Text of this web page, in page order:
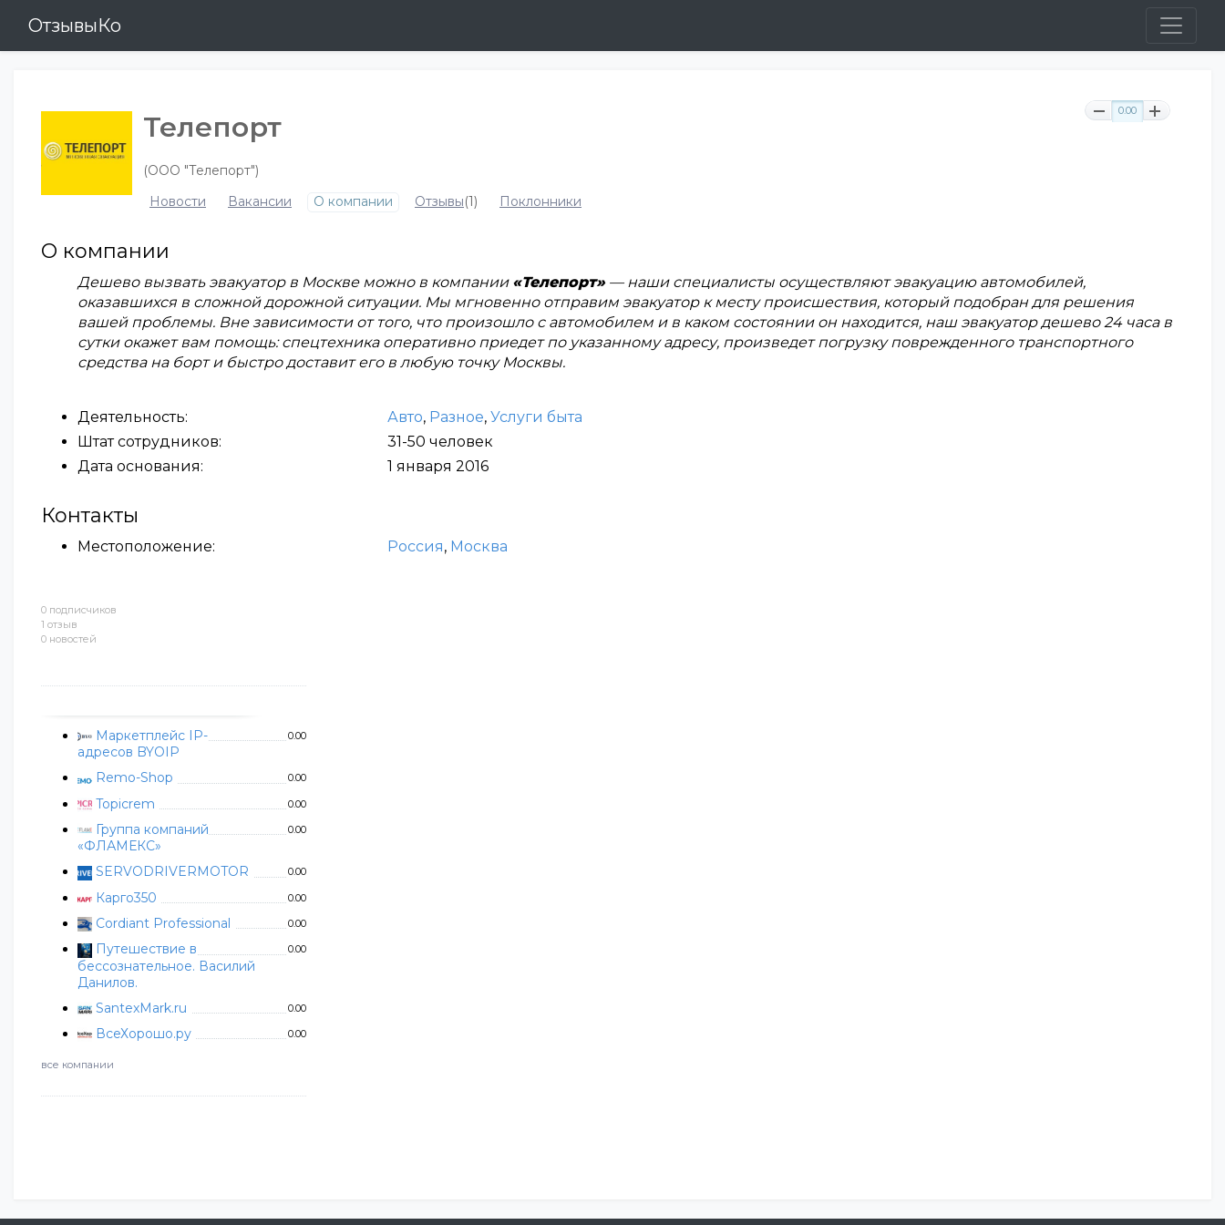
ОтзывыКо
0 подписчиков
1 отзыв
0 новостей
Маркетплейс IP-
адресов BYOIP
0.00
Remo-Shop 0.00
Topicrem 0.00
Группа компаний
«ФЛАМЕКС»
0.00
SERVODRIVERMOTOR 0.00
Карго350 0.00
Cordiant Professional 0.00
Путешествие в
бессознательное. Василий
Данилов.
0.00
SantexMark.ru 0.00
ВсеХорошо.ру 0.00
все компании
0.00
Телепорт
(ООО "Телепорт")
Новости
Вакансии О компании Отзывы(1) Поклонники
О компании
Дешево вызвать эвакуатор в Москве можно в компании «Телепорт»— наши специалисты осуществляют эвакуацию автомобилей,
оказавшихся в сложной дорожной ситуации. Мы мгновенно отправим эвакуатор к месту происшествия, который подобран для решения
вашей проблемы. Вне зависимости от того, что произошло с автомобилем и в каком состоянии он находится, наш эвакуатор дешево 24 часа в
сутки окажет вам помощь: спецтехника оперативно приедет по указанному адресу, произведет погрузку поврежденного транспортного
средства на борт и быстро доставит его в любую точку Москвы.
Деятельность: Авто, Разное, Услуги быта
Штат сотрудников:
31-50 человек
Дата основания:
1 января 2016
Контакты
Местоположение: Россия, Москва